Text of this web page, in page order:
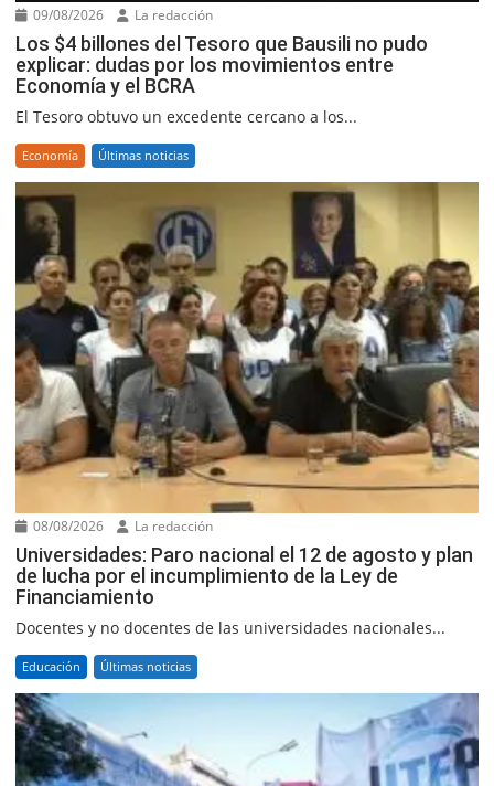
09/08/2026 La redacción
Los $4 billones del Tesoro que Bausili no pudo
explicar: dudas por los movimientos entre
Economía y el BCRA
El Tesoro obtuvo un excedente cercano a los...
Economía Últimas noticias
08/08/2026 La redacción
Universidades: Paro nacional el 12 de agosto y plan
de lucha por el incumplimiento de la Ley de
Financiamiento
Docentes y no docentes de las universidades nacionales...
Educación Últimas noticias